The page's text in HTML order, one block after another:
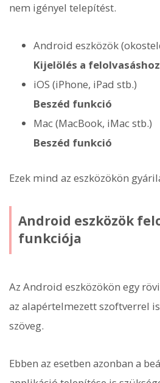
nem igényel telepítést.
Android eszközök
Kijelölés a
iOS (iPhone, iPad stb.)
Beszéd funkció
Mac (MacBook, iMac stb.)
Beszéd funkció
Ezek mind az eszközökön
Android eszközök
funkciója
Az Android eszközökön egy
az alapértelmezett szoftverrel
szöveg.
Ebben az esetben azonban a